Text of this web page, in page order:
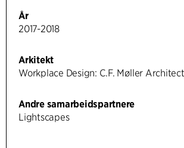
År
2017-2018
Arkitekt
Workplace Design: C.F. Møller
Andre samarbeidspartnere
Lightscapes